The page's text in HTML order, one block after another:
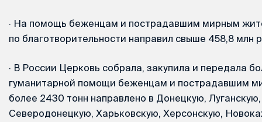
· На помощь беженцам и пострадавшим мирным
по благотворительности направил свыше 458,8 млн
· В России Церковь собрала, закупила и передала
гуманитарной помощи беженцам и пострадавшим
более 2430 тонн направлено в Донецкую,
Северодонецкую, Харьковскую, Херсонскую,